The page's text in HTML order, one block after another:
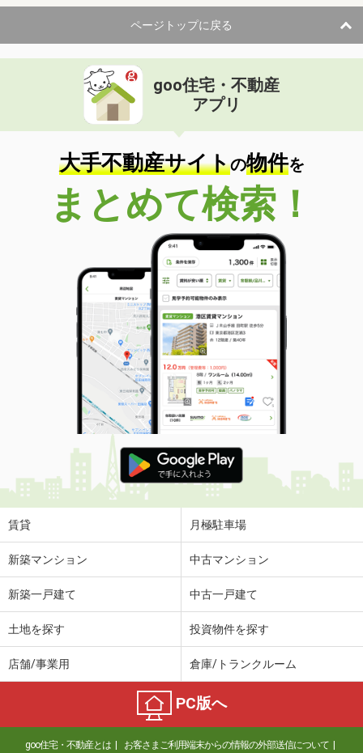
ページトップに戻る
goo住宅・不動産
アプリ
大手不動産サイトの物件を
まとめて検索！
賃貸 月極駐車場
新築マンション 中古マンション
新築一戸建て 中古一戸建て
土地を探す 投資物件を探す
店舗/事業用 倉庫/トランクルーム
PC版へ
goo住宅・不動産とは お客さまご利用端末からの情報の外部送信について